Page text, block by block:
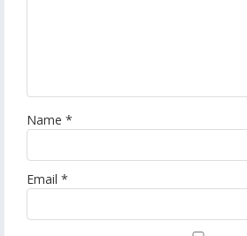
Name *
Email *